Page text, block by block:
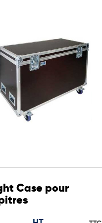
disponibles
et confort d’utilisation. Sa
aux environnements
Case pour